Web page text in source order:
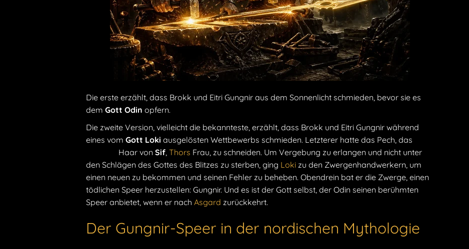
Die erste erzählt, dass Brokk und Eitri Gungnir aus dem Sonnenlicht schmieden, bevor sie es
dem Gott Odin opfern.
Die zweite Version, vielleicht die bekannteste, erzählt, dass Brokk und Eitri Gungnir während
eines vom Gott Loki ausgelösten Wettbewerbs schmieden. Letzterer hatte das Pech, das
Haar von Sif Thors Frau, zu schneiden. Um Vergebung zu erlangen und nicht unter
den Schlägen des Gottes des Blitzes zu sterben, ging Loki zu den Zwergenhandwerkern, um
einen neuen zu bekommen und seinen Fehler zu beheben. Obendrein bat er die Zwerge, einen
tödlichen Speer herzustellen: Gungnir. Und es ist der Gott selbst, der Odin seinen berühmten
Speer anbietet, wenn er nach Asgard zurückkehrt.
Der Gungnir-Speer in der nordischen Mythologie